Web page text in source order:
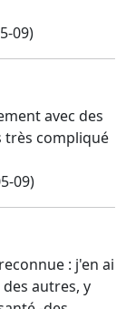
09)
avec des
très compliqué
09)
: j'en ai
autres, y